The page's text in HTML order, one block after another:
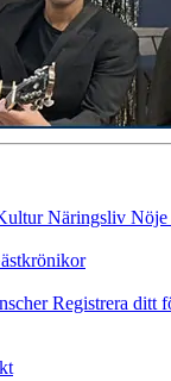
Näringsliv Nöje
Registrera ditt